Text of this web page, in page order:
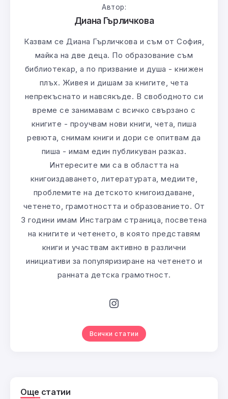
Автор:
Диана Гърличкова
Казвам се Диана Гърличкова и съм от София,
майка на две деца. По образование съм
библиотекар, а по призвание и душа - книжен
плъх. Живея и дишам за книгите, чета
непрекъснато и навсякъде. В свободното си
време се занимавам с всичко свързано с
книгите - проучвам нови книги, чета, пиша
ревюта, снимам книги и дори се опитвам да
пиша - имам един публикуван разказ.
Интересите ми са в областта на
книгоиздаването, литературата, медиите,
проблемите на детското книгоиздаване,
четенето, грамотността и образованието. От
3 години имам Инстаграм страница, посветена
на книгите и четенето, в която представям
книги и участвам активно в различни
инициативи за популяризиране на четенето и
ранната детска грамотност.
Всички статии
Още статии